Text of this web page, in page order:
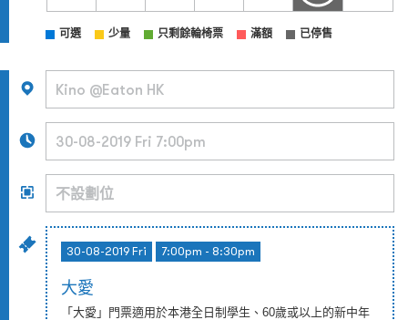
可選 少量 只剩餘輪椅票 滿額 已停售
30-08-2019 Fri 7:00pm - 8:30pm
大愛
「大愛」門票適用於本港全日制學生、60歲或以上的新中年